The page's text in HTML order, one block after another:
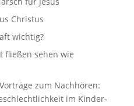
Christus
wichtig?
fließen sehen wie
zum Nachhören:
im Kinder-